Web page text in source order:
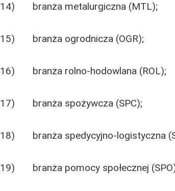
14) branża metalurgiczna (MTL);
15) branża ogrodnicza (OGR);
16) branża rolno-hodowlana (ROL);
17) branża spożywcza (SPC);
18) branża spedycyjno-logistyczna
19) branża pomocy społecznej